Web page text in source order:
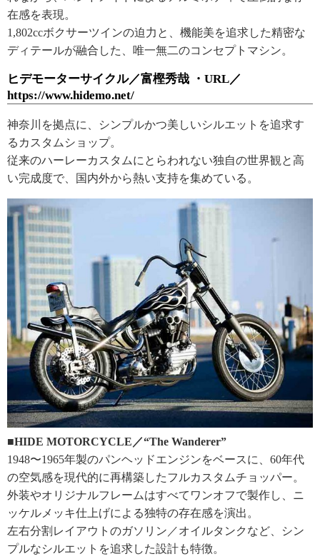
在感を表現。
1,802ccボクサーツインの迫力と、機能美を追求した精密な
ディテールが融合した、唯一無二のコンセプトマシン。
ヒデモーターサイクル／富樫秀哉 ・URL／
https://www.hidemo.net/
神奈川を拠点に、シンプルかつ美しいシルエットを追求す
るカスタムショップ。
従来のハーレーカスタムにとらわれない独自の世界観と高
い完成度で、国内外から熱い支持を集めている。
■HIDE MOTORCYCLE／“The Wanderer”
1948〜1965年製のパンヘッドエンジンをベースに、60年代
の空気感を現代的に再構築したフルカスタムチョッパー。
外装やオリジナルフレームはすべてワンオフで製作し、ニ
ッケルメッキ仕上げによる独特の存在感を演出。
左右分割レイアウトのガソリン／オイルタンクなど、シン
プルなシルエットを追求した設計も特徴。